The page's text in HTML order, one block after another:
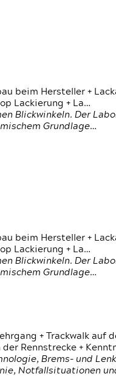
beim Hersteller +
Lackierung + La…
Blickwinkeln. Der
Grundlage…
beim Hersteller +
Lackierung + La…
Blickwinkeln. Der
Grundlage…
+ Trackwalk auf
Rennstrecke +
Brems- und
Notfallsituationen